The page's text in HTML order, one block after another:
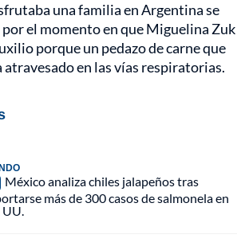
una familia en Argentina se
el momento en que Miguelina Zuk
porque un pedazo de carne que
atravesado en las vías respiratorias.
México analiza chiles jalapeños tras
más de 300 casos de salmonela en
UU.